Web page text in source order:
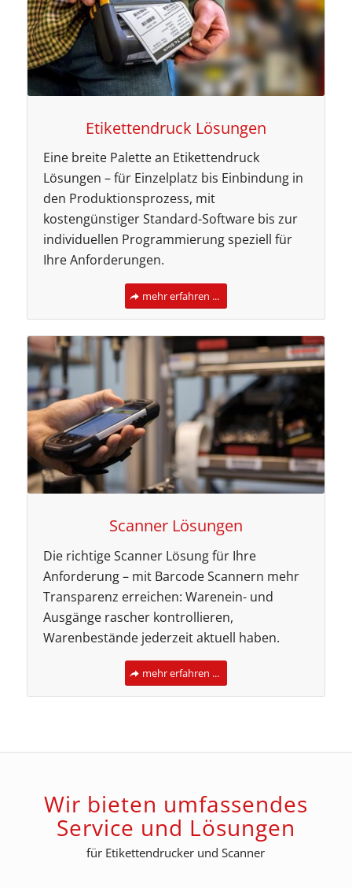
Etikettendruck Lösungen
Eine breite Palette an Etikettendruck
Lösungen – für Einzelplatz bis Einbindung in
den Produktionsprozess, mit
kostengünstiger Standard-Software bis zur
individuellen Programmierung speziell für
Ihre Anforderungen.
mehr erfahren ...
Scanner Lösungen
Die richtige Scanner Lösung für Ihre
Anforderung – mit Barcode Scannern mehr
Transparenz erreichen: Warenein- und
Ausgänge rascher kontrollieren,
Warenbestände jederzeit aktuell haben.
mehr erfahren ...
Wir bieten umfassendes
Service und Lösungen
für Etikettendrucker und Scanner